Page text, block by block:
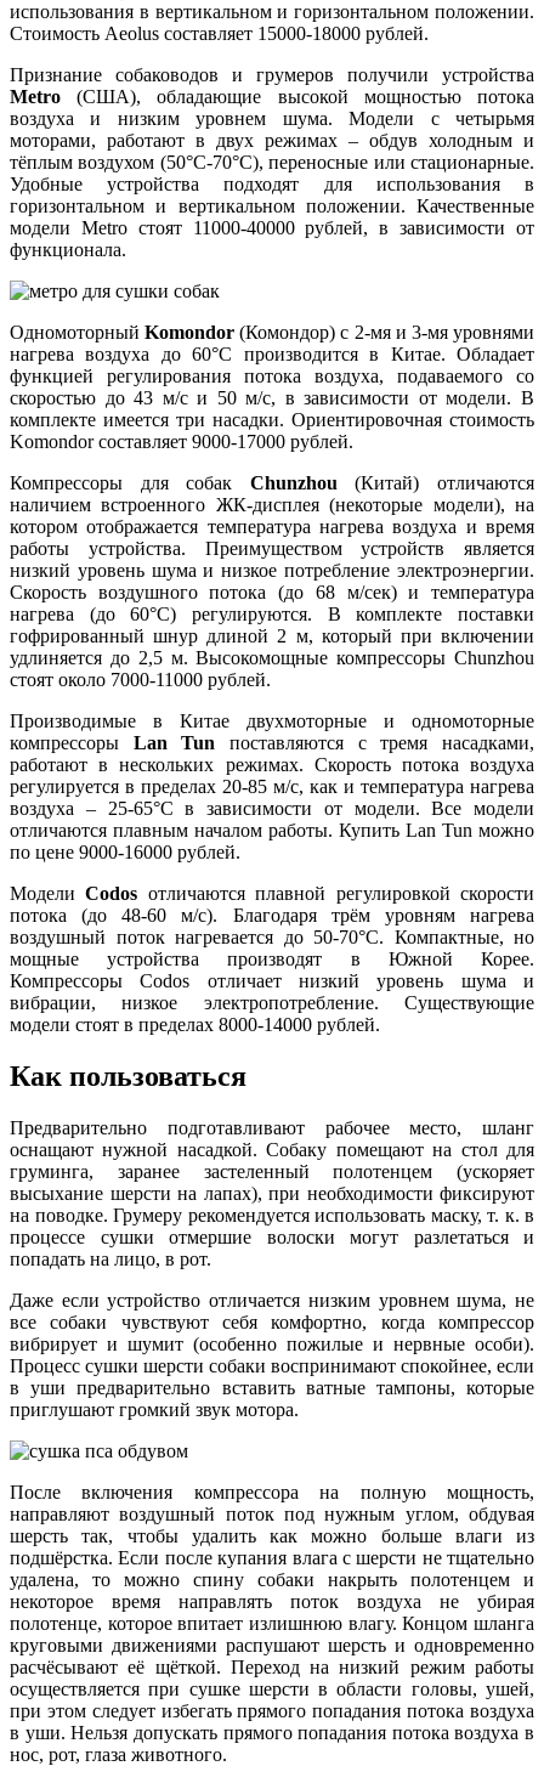
использования в вертикальном и горизонтальном положении.
Стоимость Aeolus составляет 15000-18000 рублей.
Признание собаководов и грумеров получили устройства
Metro (США), обладающие высокой мощностью потока
воздуха и низким уровнем шума. Модели с четырьмя
моторами, работают в двух режимах – обдув холодным и
тёплым воздухом (50°C-70°C), переносные или стационарные.
Удобные устройства подходят для использования в
горизонтальном и вертикальном положении. Качественные
модели Metro стоят 11000-40000 рублей, в зависимости от
функционала.
ОдномоторныйKomondor (Комондор) с 2-мя и 3-мя уровнями
нагрева воздуха до 60°C производится в Китае. Обладает
функцией регулирования потока воздуха, подаваемого со
скоростью до 43 м/с и 50 м/с, в зависимости от модели. В
комплекте имеется три насадки. Ориентировочная стоимость
Komondor составляет 9000-17000 рублей.
Компрессоры для собак Сhunzhou (Китай) отличаются
наличием встроенного ЖК-дисплея (некоторые модели), на
котором отображается температура нагрева воздуха и время
работы устройства. Преимуществом устройств является
низкий уровень шума и низкое потребление электроэнергии.
Скорость воздушного потока (до 68 м/сек) и температура
нагрева (до 60°C) регулируются. В комплекте поставки
гофрированный шнур длиной 2 м, который при включении
удлиняется до 2,5 м. Высокомощные компрессоры Сhunzhou
стоят около 7000-11000 рублей.
Производимые в Китае двухмоторные и одномоторные
компрессоры Lan Tun поставляются с тремя насадками,
работают в нескольких режимах. Скорость потока воздуха
регулируется в пределах 20-85 м/с, как и температура нагрева
воздуха – 25-65°C в зависимости от модели. Все модели
отличаются плавным началом работы. Купить Lan Tun можно
по цене 9000-16000 рублей.
МоделиCodos отличаются плавной регулировкой скорости
потока (до 48-60 м/с). Благодаря трём уровням нагрева
воздушный поток нагревается до 50-70°C. Компактные, но
мощные устройства производят в Южной Корее.
Компрессоры Codos отличает низкий уровень шума и
вибрации, низкое электропотребление. Существующие
модели стоят в пределах 8000-14000 рублей.
Как пользоваться
Предварительно подготавливают рабочее место, шланг
оснащают нужной насадкой. Собаку помещают на стол для
груминга, заранее застеленный полотенцем (ускоряет
высыхание шерсти на лапах), при необходимости фиксируют
на поводке. Грумеру рекомендуется использовать маску, т. к. в
процессе сушки отмершие волоски могут разлетаться и
попадать на лицо, в рот.
Даже если устройство отличается низким уровнем шума, не
все собаки чувствуют себя комфортно, когда компрессор
вибрирует и шумит (особенно пожилые и нервные особи).
Процесс сушки шерсти собаки воспринимают спокойнее, если
в уши предварительно вставить ватные тампоны, которые
приглушают громкий звук мотора.
После включения компрессора на полную мощность,
направляют воздушный поток под нужным углом, обдувая
шерсть так, чтобы удалить как можно больше влаги из
подшёрстка. Если после купания влага с шерсти не тщательно
удалена, то можно спину собаки накрыть полотенцем и
некоторое время направлять поток воздуха не убирая
полотенце, которое впитает излишнюю влагу. Концом шланга
круговыми движениями распушают шерсть и одновременно
расчёсывают её щёткой. Переход на низкий режим работы
осуществляется при сушке шерсти в области головы, ушей,
при этом следует избегать прямого попадания потока воздуха
в уши. Нельзя допускать прямого попадания потока воздуха в
нос, рот, глаза животного.